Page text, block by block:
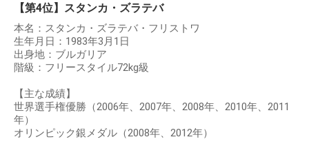
【第4位】スタンカ・ズラテバ
本名：スタンカ・ズラテバ・フリストワ
生年月日：1983年3月1日
出身地：ブルガリア
階級：フリースタイル72kg級
【主な成績】
世界選手権優勝（2006年、2007年、2008年、2010年、2011
年）
オリンピック銀メダル（2008年、2012年）